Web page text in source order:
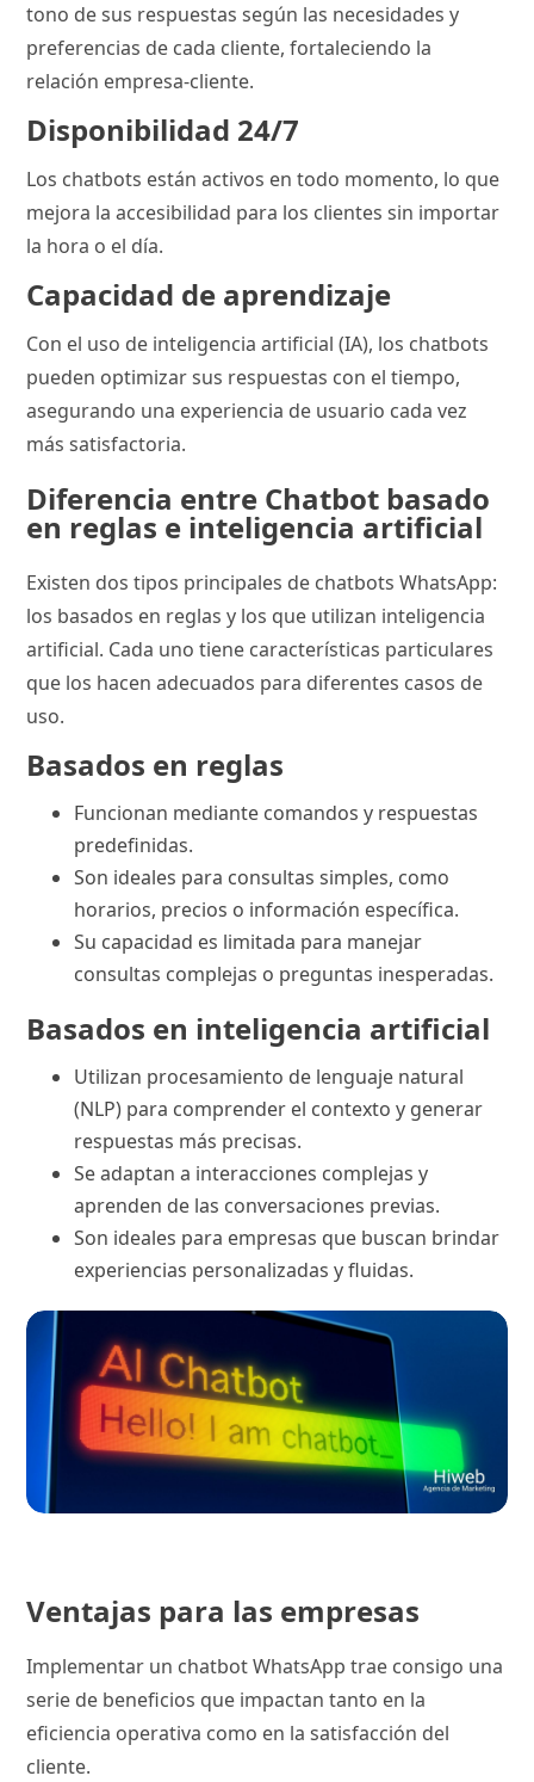
tono de sus respuestas según las necesidades y
preferencias de cada cliente, fortaleciendo la
relación empresa-cliente.
Disponibilidad 24/7
Los chatbots están activos en todo momento, lo que
mejora la accesibilidad para los clientes sin importar
la hora o el día.
Capacidad de aprendizaje
Con el uso de inteligencia artificial (IA), los chatbots
pueden optimizar sus respuestas con el tiempo,
asegurando una experiencia de usuario cada vez
más satisfactoria.
Diferencia entre Chatbot basado
en reglas e inteligencia artificial
Existen dos tipos principales de chatbots WhatsApp:
los basados en reglas y los que utilizan inteligencia
artificial. Cada uno tiene características particulares
que los hacen adecuados para diferentes casos de
uso.
Basados en reglas
Funcionan mediante comandos y respuestas
predefinidas.
Son ideales para consultas simples, como
horarios, precios o información específica.
Su capacidad es limitada para manejar
consultas complejas o preguntas inesperadas.
Basados en inteligencia artificial
Utilizan procesamiento de lenguaje natural
(NLP) para comprender el contexto y generar
respuestas más precisas.
Se adaptan a interacciones complejas y
aprenden de las conversaciones previas.
Son ideales para empresas que buscan brindar
experiencias personalizadas y fluidas.
Ventajas para las empresas
Implementar un chatbot WhatsApp trae consigo una
serie de beneficios que impactan tanto en la
eficiencia operativa como en la satisfacción del
cliente.